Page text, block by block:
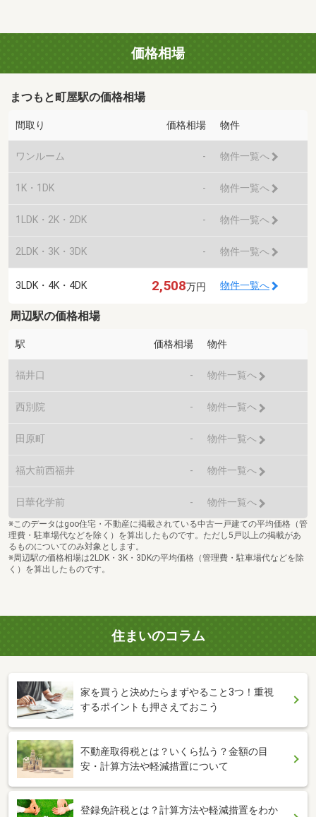
価格相場
まつもと町屋駅の価格相場
間取り 価格相場 物件
ワンルーム - 物件一覧へ
1K・1DK - 物件一覧へ
1LDK・2K・2DK - 物件一覧へ
2LDK・3K・3DK - 物件一覧へ
3LDK・4K・4DK 2,508万円 物件一覧へ
周辺駅の価格相場
駅 価格相場 物件
福井口 - 物件一覧へ
西別院 - 物件一覧へ
田原町 - 物件一覧へ
福大前西福井 - 物件一覧へ
日華化学前 - 物件一覧へ
※このデータはgoo住宅・不動産に掲載されている中古一戸建ての平均価格（管
理費・駐車場代などを除く）を算出したものです。ただし5戸以上の掲載があ
るものについてのみ対象とします。
※周辺駅の価格相場は2LDK・3K・3DKの平均価格（管理費・駐車場代などを除
く）を算出したものです。
住まいのコラム
家を買うと決めたらまずやること3つ！重視
するポイントも押さえておこう
不動産取得税とは？いくら払う？金額の目
安・計算方法や軽減措置について
登録免許税とは？計算方法や軽減措置をわか